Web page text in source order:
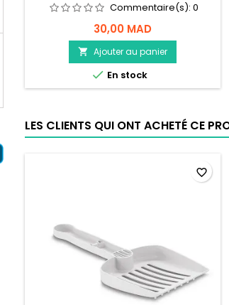
Commentaire(s): 0
30,00 MAD
 Ajouter au panier
 En stock
LES CLIENTS QUI ONT ACHETÉ CE
favorite_border